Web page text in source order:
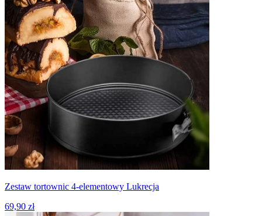
Zestaw tortownic 4-elementowy Lukrecja
69,90 zł